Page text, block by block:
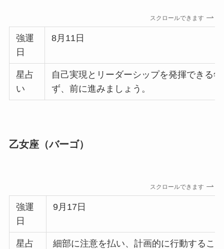
スクロールできます
強運
日
8月11日
星占
い
自己実現とリーダーシップを発揮できる
ず、前に進みましょう。
乙女座（バーゴ）
スクロールできます
強運
日
9月17日
星占
細部に注意を払い、計画的に行動するこ